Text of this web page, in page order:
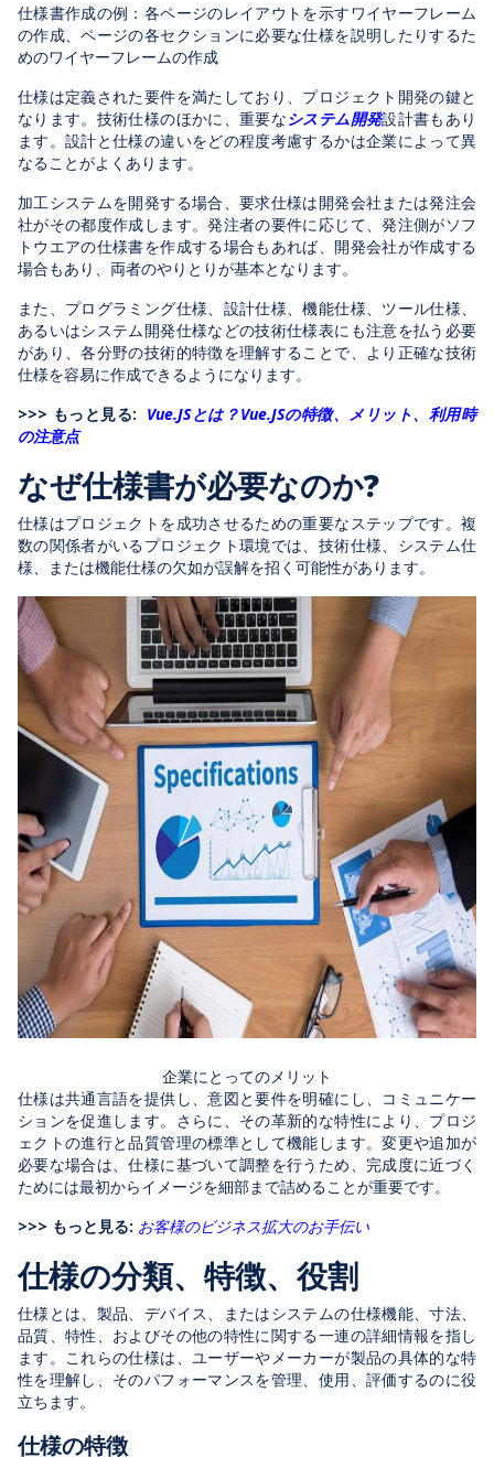
仕様書作成の例：各ページのレイアウトを示すワイヤーフレーム
の作成、ページの各セクションに必要な仕様を説明したりするた
めのワイヤーフレームの作成
仕様は定義された要件を満たしており、プロジェクト開発の鍵と
なります。技術仕様のほかに、重要な システム開発設計書もあり
ます。設計と仕様の違いをどの程度考慮するかは企業によって異
なることがよくあります。
加工システムを開発する場合、要求仕様は開発会社または発注会
社がその都度作成します。発注者の要件に応じて、発注側がソフ
トウエアの仕様書を作成する場合もあれば、開発会社が作成する
場合もあり、両者のやりとりが基本となります。
また、プログラミング仕様、設計仕様、機能仕様、ツール仕様、
あるいはシステム開発仕様などの技術仕様表にも注意を払う必要
があり、各分野の技術的特徴を理解することで、より正確な技術
仕様を容易に作成できるようになります。
>>> もっと見る: Vue.JSとは？Vue.JSの特徴、メリット、利用時
の注意点
なぜ仕様書が必要なのか?
仕様はプロジェクトを成功させるための重要なステップです。複
数の関係者がいるプロジェクト環境では、技術仕様、システム仕
様、または機能仕様の欠如が誤解を招く可能性があります。
企業にとってのメリット
仕様は共通言語を提供し、意図と要件を明確にし、コミュニケー
ションを促進します。さらに、その革新的な特性により、プロジ
ェクトの進行と品質管理の標準として機能します。変更や追加が
必要な場合は、仕様に基づいて調整を行うため、完成度に近づく
ためには最初からイメージを細部まで詰めることが重要です。
>>> もっと見る: お客様のビジネス拡大のお手伝い
仕様の分類、特徴、役割
仕様とは、製品、デバイス、またはシステムの仕様機能、寸法、
品質、特性、およびその他の特性に関する一連の詳細情報を指し
ます。これらの仕様は、ユーザーやメーカーが製品の具体的な特
性を理解し、そのパフォーマンスを管理、使用、評価するのに役
立ちます。
仕様の特徴